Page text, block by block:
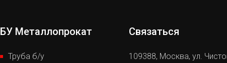
БУ Металлопрокат
Труба б/у
Связаться
109388, Москва, ул.